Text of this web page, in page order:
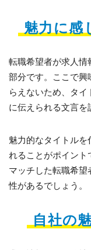
魅力に感
転職希望者が求人情
部分です。ここで興
らえないため、タ
に伝えられる文言を
魅力的なタイトル
れることがポイン
マッチした転職希
性があるでしょう。
自社の